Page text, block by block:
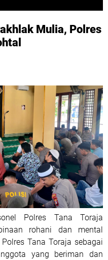
Mulia, Polres
Polres Tana Toraja
rohani dan mental
Tana Toraja sebagai
yang beriman dan